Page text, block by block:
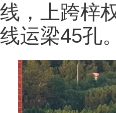
线，上跨梓
线运梁45孔